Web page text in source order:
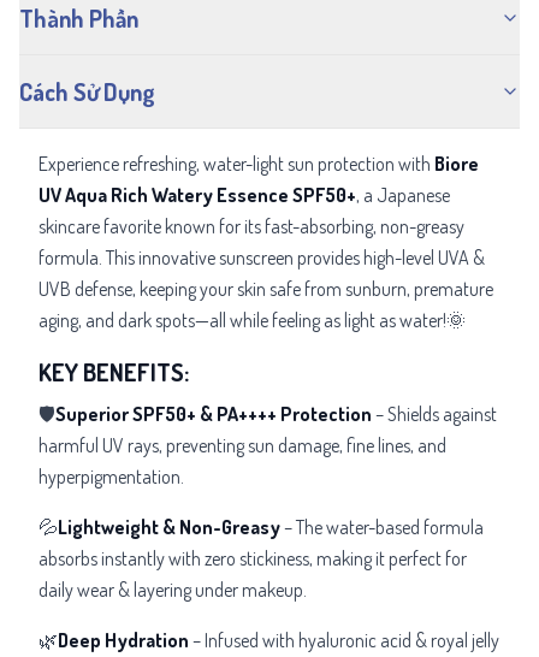
Thành Phần
Cách Sử Dụng
Experience refreshing, water-light sun protection with Biore
UV Aqua Rich Watery Essence SPF50+, a Japanese
skincare favorite known for its fast-absorbing, non-greasy
formula. This innovative sunscreen provides high-level UVA &
UVB defense, keeping your skin safe from sunburn, premature
aging, and dark spots—all while feeling as light as water!🌞
KEY BENEFITS:
🛡️Superior SPF50+ & PA++++ Protection – Shields against
harmful UV rays, preventing sun damage, fine lines, and
hyperpigmentation.
💦Lightweight & Non-Greasy– The water-based formula
absorbs instantly with zero stickiness, making it perfect for
daily wear & layering under makeup.
🌿Deep Hydration – Infused with hyaluronic acid & royal jelly